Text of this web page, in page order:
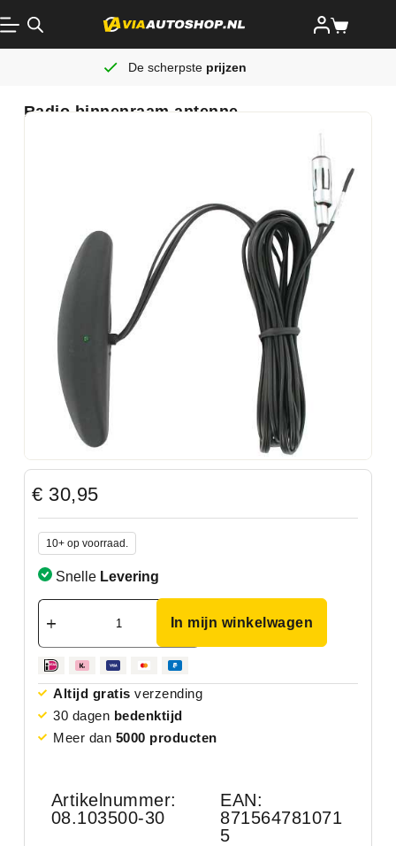
De scherpste prijzen
Radio binnenraam antenne
€ 30,95
10+ op voorraad.
Snelle Levering
In mijn winkelwagen
Altijd gratis verzending
30 dagen bedenktijd
Meer dan 5000 producten
Artikelnummer:
08.103500-30
EAN:
871564781071
5